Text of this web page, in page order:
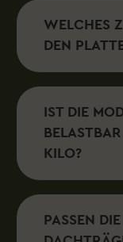
WELCHES
DEN
IST DIE
KILO?
PASSEN